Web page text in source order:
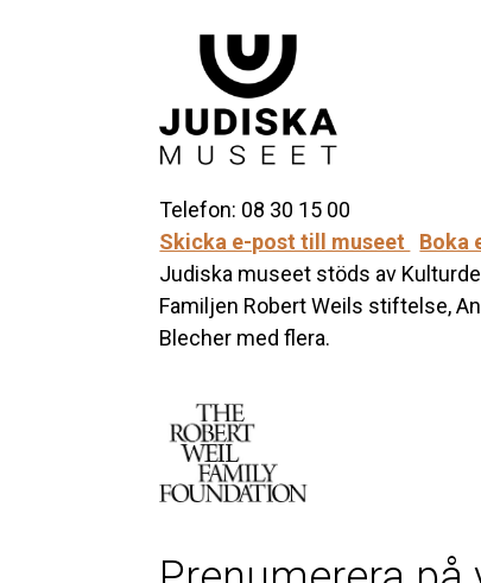
Telefon: 08 30 15 00
Skicka e-post till museet
Boka
Judiska museet stöds av
Familjen Robert Weils stiftelse,
Blecher med flera.